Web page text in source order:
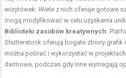
wizytówek. Wiele z nich oferuje gotowe
mogą modyfikować w celu uzyskania
Biblioteki zasobów kreatywnych:
Shutterstock oferują bogate zbiory
można pobrać i wykorzystać w
darmowe, podczas gdy inne wymagają